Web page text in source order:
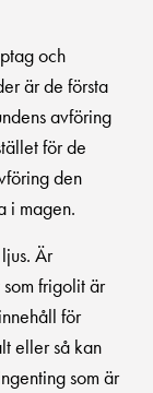
och
är de första
avföring
för de
den
i magen.
Är
frigolit är
för
eller så kan
som är